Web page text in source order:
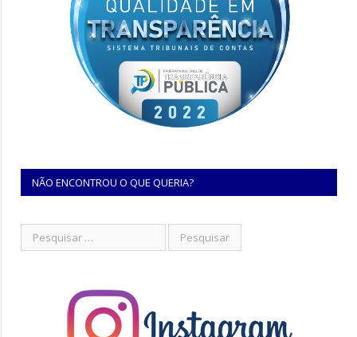
NÃO ENCONTROU O QUE QUERIA?